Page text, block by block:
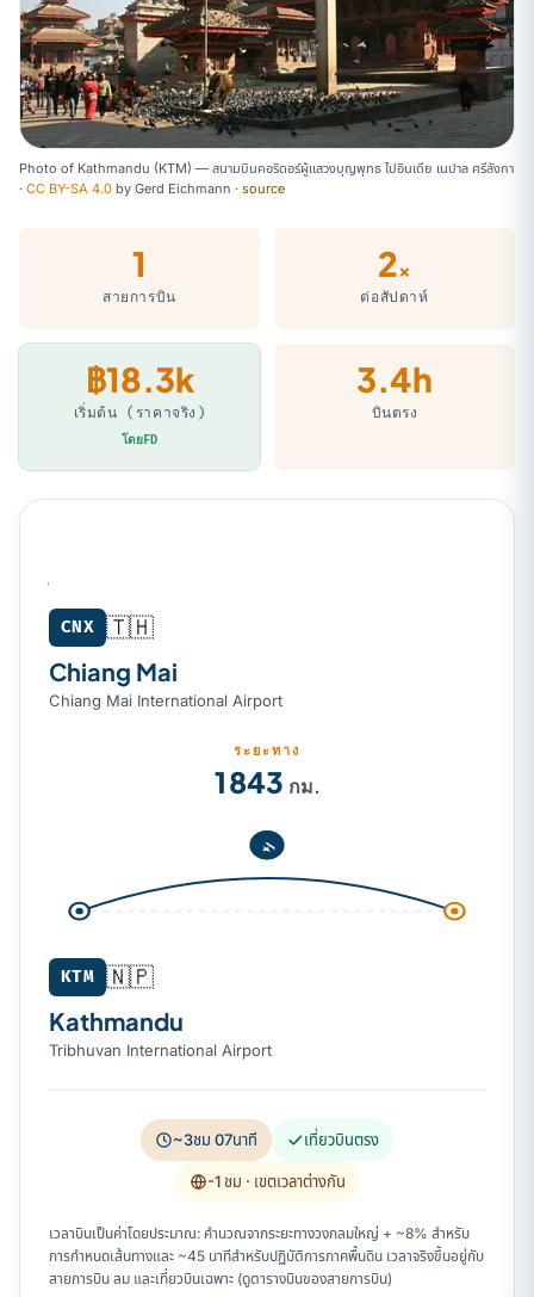
Photo of Kathmandu (KTM) — สนามบินคอริดอร์ผู้แสวงบุญพุทธ ไปอินเดีย เนปาล ศรีลังกา
· CC BY-SA 4.0 by Gerd Eichmann · source
1
สายการบิน
2×
ต่อสัปดาห์
฿18.3k
เริ่มต้น (ราคาจริง)
โดยFD
3.4h
บินตรง
Chiang Mai (CNX) → Kathmandu (KTM)
CNX 🇹🇭
Chiang Mai
Chiang Mai International Airport
ระยะทาง
1 843 กม.
KTM 🇳🇵
Kathmandu
Tribhuvan International Airport
~3ชม 07นาที เที่ยวบินตรง
-1 ชม · เขตเวลาต่างกัน
เวลาบินเป็นค่าโดยประมาณ: คำนวณจากระยะทางวงกลมใหญ่ + ~8% สำหรับ
การกำหนดเส้นทางและ ~45 นาทีสำหรับปฏิบัติการภาคพื้นดิน เวลาจริงขึ้นอยู่กับ
สายการบิน ลม และเที่ยวบินเฉพาะ (ดูตารางบินของสายการบิน)